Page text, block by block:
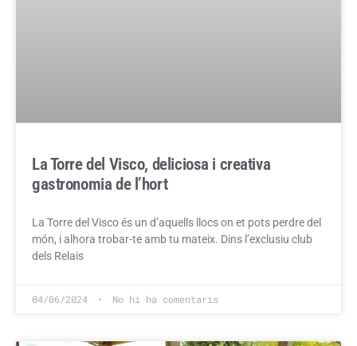
La Torre del Visco, deliciosa i creativa
gastronomia de l’hort
La Torre del Visco és un d’aquells llocs on et pots perdre del
món, i alhora trobar-te amb tu mateix. Dins l’exclusiu club
dels Relais
04/06/2024 No hi ha comentaris